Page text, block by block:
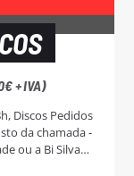
+ IVA)
Discos Pedidos
ou a Bi Silva